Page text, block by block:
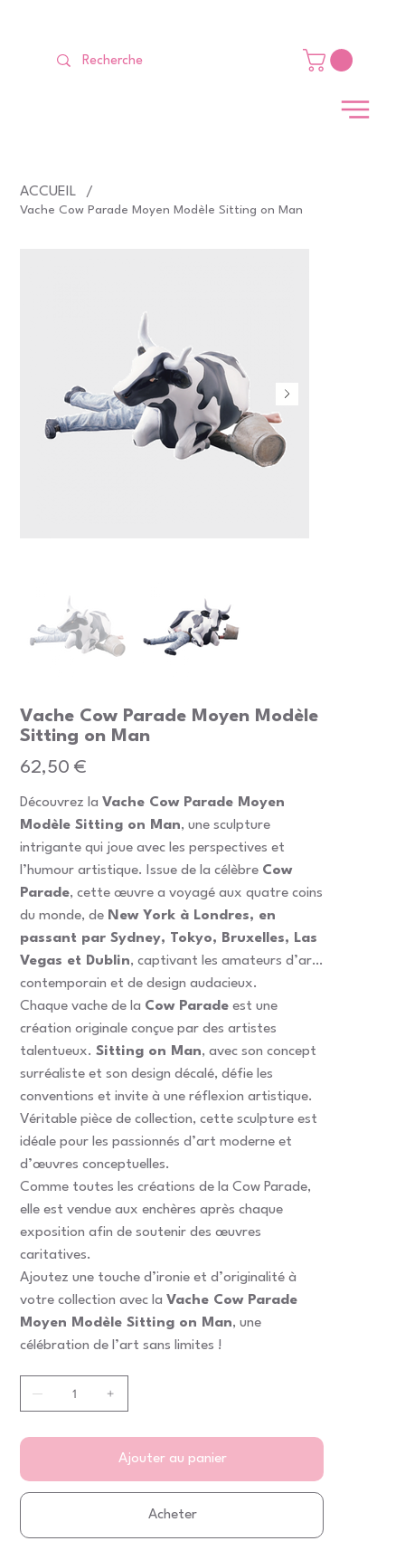
ACCUEIL /
Vache Cow Parade Moyen Modèle Sitting on Man
Vache Cow Parade Moyen Modèle
Sitting on Man
Prix
62,50 €
Découvrez laVache Cow Parade Moyen
Modèle Sitting on Man, une sculpture
intrigante qui joue avec les perspectives et
l’humour artistique. Issue de la célèbre Cow
Parade, cette œuvre a voyagé aux quatre coins
du monde, de New York à Londres, en
passant par Sydney, Tokyo, Bruxelles, Las
Vegas et Dublin, captivant les amateurs d’art
contemporain et de design audacieux.
Chaque vache de la Cow Parade est une
création originale conçue par des artistes
talentueux.Sitting on Man, avec son concept
surréaliste et son design décalé, défie les
conventions et invite à une réflexion artistique.
Véritable pièce de collection, cette sculpture est
idéale pour les passionnés d’art moderne et
d’œuvres conceptuelles.
Comme toutes les créations de la Cow Parade,
elle est vendue aux enchères après chaque
exposition afin de soutenir des œuvres
caritatives.
Ajoutez une touche d’ironie et d’originalité à
votre collection avec laVache Cow Parade
Moyen Modèle Sitting on Man, une
célébration de l’art sans limites !
Ajouter au panier
Acheter